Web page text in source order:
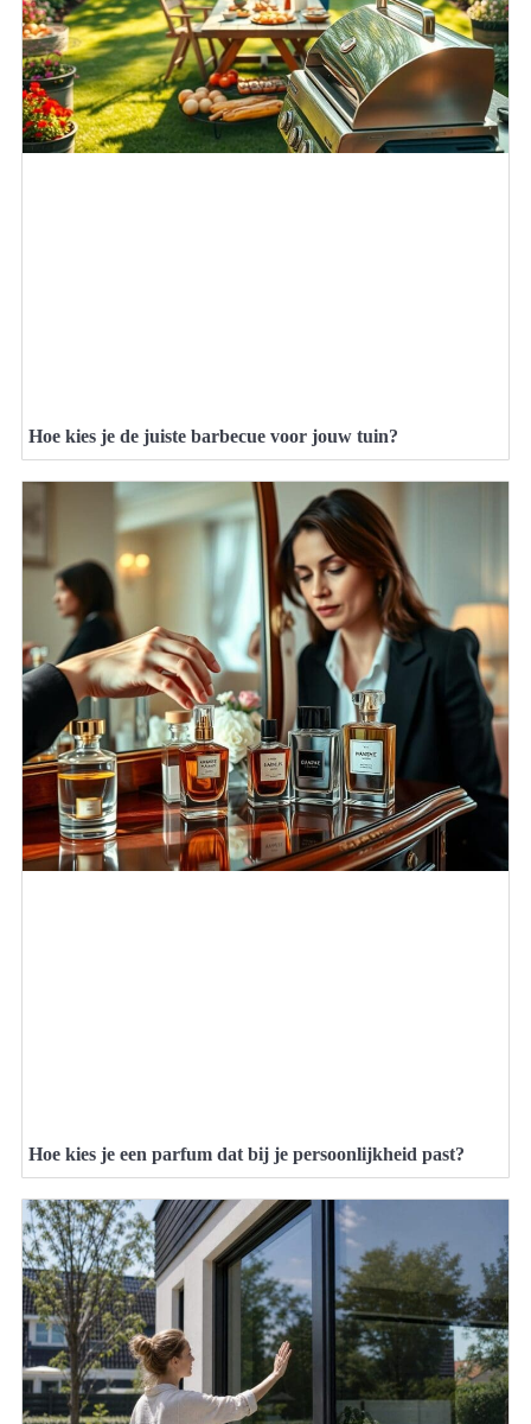
Hoe kies je de juiste barbecue voor jouw tuin?
Hoe kies je een parfum dat bij je persoonlijkheid past?